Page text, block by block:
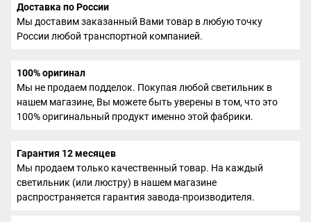
Доставка по России
Мы доставим заказанный Вами товар в любую точку
России любой транспортной компанией.
100% оригинал
Мы не продаем подделок. Покупая любой светильник в
нашем магазине, Вы можете быть уверены в том, что это
100% оригинальный продукт именно этой фабрики.
Гарантия 12 месяцев
Мы продаем только качественный товар. На каждый
светильник (или люстру) в нашем магазине
распространяется гарантия завода-производителя.